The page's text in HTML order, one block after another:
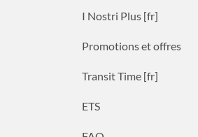
I Nostri Plus [fr]
Promotions et offres
Transit Time [fr]
ETS